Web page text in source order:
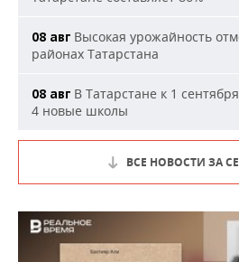
08 авг Высокая урожайность
районах Татарстана
08 авг В Татарстане к 1
4 новые школы
ВСЕ НОВОСТИ ЗА